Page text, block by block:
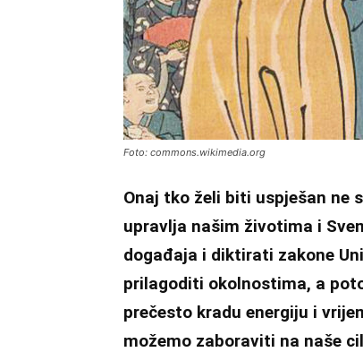
Foto: commons.wikimedia.org
Onaj tko želi biti uspješan ne
upravlja našim životima i
događaja i diktirati zakone
prilagoditi okolnostima, a
prečesto kradu energiju i
možemo zaboraviti na naše